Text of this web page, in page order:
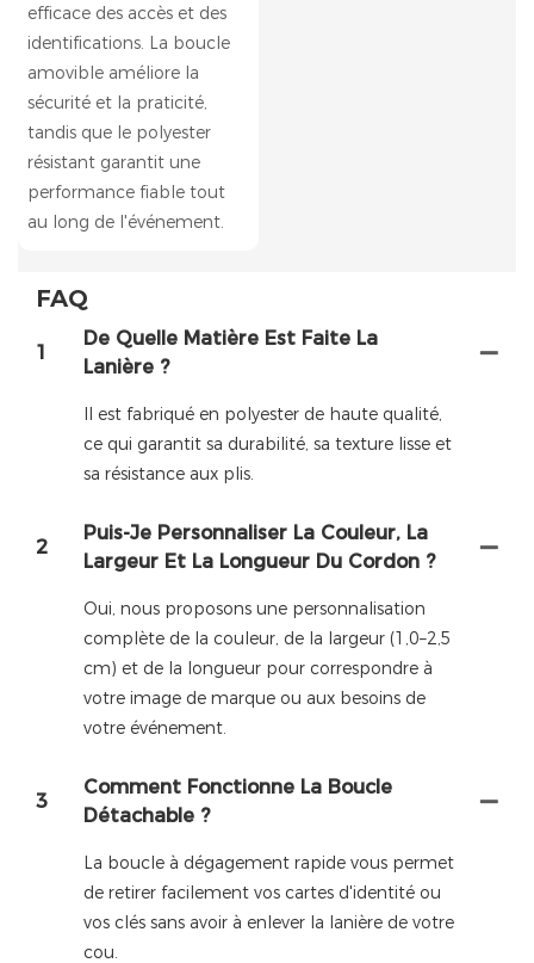
efficace des accès et des
identifications. La boucle
amovible améliore la
sécurité et la praticité,
tandis que le polyester
résistant garantit une
performance fiable tout
au long de l'événement.
FAQ
1
De Quelle Matière Est Faite La
Lanière ?
Il est fabriqué en polyester de haute qualité,
ce qui garantit sa durabilité, sa texture lisse et
sa résistance aux plis.
2
Puis-Je Personnaliser La Couleur, La
Largeur Et La Longueur Du Cordon ?
Oui, nous proposons une personnalisation
complète de la couleur, de la largeur (1,0–2,5
cm) et de la longueur pour correspondre à
votre image de marque ou aux besoins de
votre événement.
3
Comment Fonctionne La Boucle
Détachable ?
La boucle à dégagement rapide vous permet
de retirer facilement vos cartes d'identité ou
vos clés sans avoir à enlever la lanière de votre
cou.